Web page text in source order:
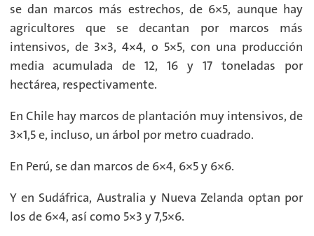
se dan marcos más estrechos, de 6×5, aunque hay
agricultores que se decantan por marcos más
intensivos, de 3×3, 4×4, o 5×5, con una producción
media acumulada de 12, 16 y 17 toneladas por
hectárea, respectivamente.
En Chile hay marcos de plantación muy intensivos, de
3×1,5 e, incluso, un árbol por metro cuadrado.
En Perú, se dan marcos de 6×4, 6×5 y 6×6.
Y en Sudáfrica, Australia y Nueva Zelanda optan por
los de 6×4, así como 5×3 y 7,5×6.